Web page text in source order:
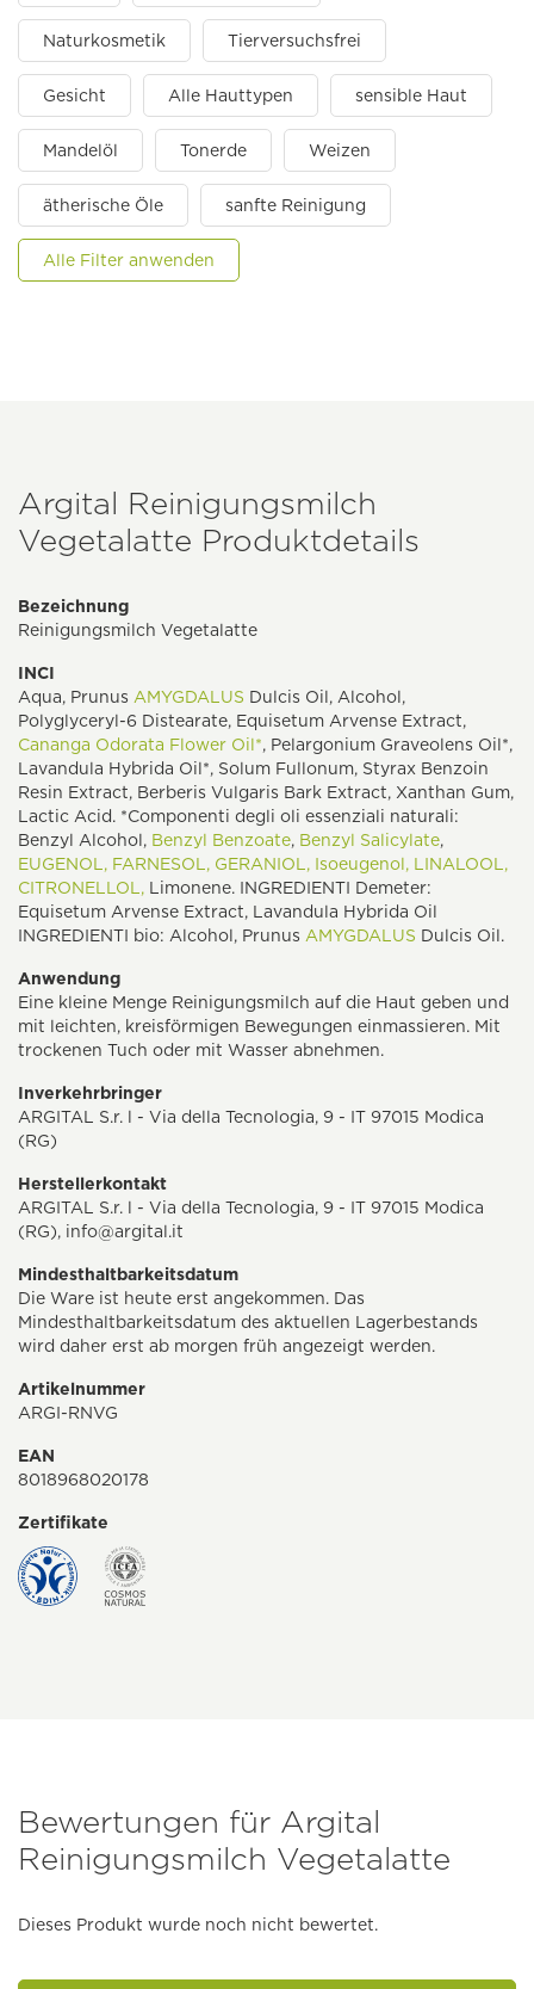
Naturkosmetik Tierversuchsfrei
Gesicht Alle Hauttypen sensible Haut
Mandelöl Tonerde Weizen
ätherische Öle sanfte Reinigung
Alle Filter anwenden
Argital Reinigungsmilch
Vegetalatte Produktdetails
Bezeichnung
Reinigungsmilch Vegetalatte
INCI
Aqua, Prunus AMYGDALUS Dulcis Oil, Alcohol,
Polyglyceryl-6 Distearate, Equisetum Arvense Extract,
Cananga Odorata Flower Oil*, Pelargonium Graveolens Oil*,
Lavandula Hybrida Oil*, Solum Fullonum, Styrax Benzoin
Resin Extract, Berberis Vulgaris Bark Extract, Xanthan Gum,
Lactic Acid. *Componenti degli oli essenziali naturali:
Benzyl Alcohol, Benzyl Benzoate, Benzyl Salicylate,
EUGENOL, FARNESOL, GERANIOL, Isoeugenol, LINALOOL,
CITRONELLOL, Limonene. INGREDIENTI Demeter:
Equisetum Arvense Extract, Lavandula Hybrida Oil
INGREDIENTI bio: Alcohol, Prunus AMYGDALUS Dulcis Oil.
Anwendung
Eine kleine Menge Reinigungsmilch auf die Haut geben und
mit leichten, kreisförmigen Bewegungen einmassieren. Mit
trockenen Tuch oder mit Wasser abnehmen.
Inverkehrbringer
ARGITAL S.r. l - Via della Tecnologia, 9 - IT 97015 Modica
(RG)
Herstellerkontakt
ARGITAL S.r. l - Via della Tecnologia, 9 - IT 97015 Modica
(RG), info@argital.it
Mindesthaltbarkeitsdatum
Die Ware ist heute erst angekommen. Das
Mindesthaltbarkeitsdatum des aktuellen Lagerbestands
wird daher erst ab morgen früh angezeigt werden.
Artikelnummer
ARGI-RNVG
EAN
8018968020178
Zertifikate
Bewertungen für Argital
Reinigungsmilch Vegetalatte
Dieses Produkt wurde noch nicht bewertet.